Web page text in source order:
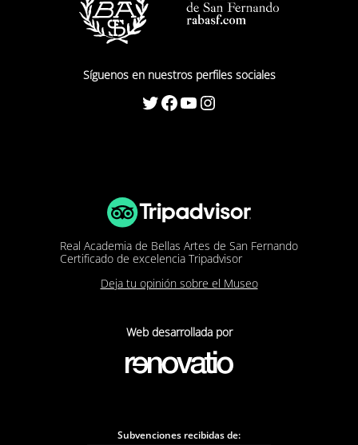
Síguenos en nuestros perfiles sociales
Twitter Facebook YouTube Instagram
Real Academia de Bellas Artes de San Fernando
Certificado de excelencia Tripadvisor
Deja tu opinión sobre el Museo
Web desarrollada por
Subvenciones recibidas de: